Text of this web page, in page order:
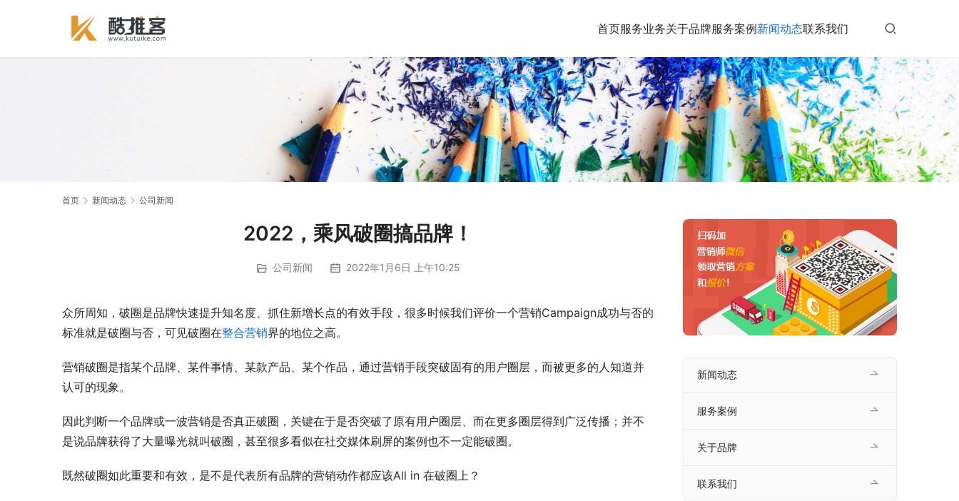
首页服务业务关于品牌服务案例新闻动态联系我们
首页 新闻动态 公司新闻
2022，乘风破圈搞品牌！
公司新闻 2022年1月6日 上午10:25
众所周知，破圈是品牌快速提升知名度、抓住新增长点的有效手段，很多时候我们评价一个营销Campaign成功与否的
标准就是破圈与否，可见破圈在整合营销界的地位之高。
营销破圈是指某个品牌、某件事情、某款产品、某个作品，通过营销手段突破固有的用户圈层，而被更多的人知道并
认可的现象。
因此判断一个品牌或一波营销是否真正破圈，关键在于是否突破了原有用户圈层、而在更多圈层得到广泛传播；并不
是说品牌获得了大量曝光就叫破圈，甚至很多看似在社交媒体刷屏的案例也不一定能破圈。
既然破圈如此重要和有效，是不是代表所有品牌的营销动作都应该All in 在破圈上？
新闻动态
服务案例
关于品牌
联系我们